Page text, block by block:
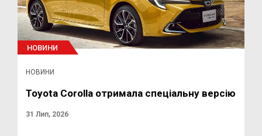
НОВИНИ
НОВИНИ
Toyota Corolla отримала спеціальну версію
31 Лип, 2026